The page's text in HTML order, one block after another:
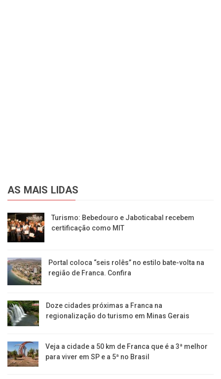
AS MAIS LIDAS
Turismo: Bebedouro e Jaboticabal recebem
certificação como MIT
Portal coloca “seis rolês” no estilo bate-volta na
região de Franca. Confira
​Doze cidades próximas a Franca na
regionalização do turismo em Minas Gerais
Veja a cidade a 50 km de Franca que é a 3ª melhor
para viver em SP e a 5ª no Brasil